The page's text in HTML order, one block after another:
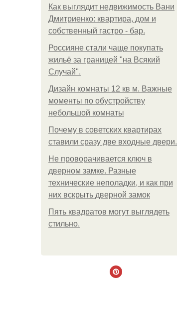
Как выглядит недвижимость Вани
Дмитриенко: квартира, дом и
собственный гастро - бар.
Россияне стали чаще покупать
жильё за границей "на Всякий
Случай".
Дизайн комнаты 12 кв м. Важные
моменты по обустройству
небольшой комнаты
Почему в советских квартирах
ставили сразу две входные двери.
Не проворачивается ключ в
дверном замке. Разные
технические неполадки, и как при
них вскрыть дверной замок
Пять квадратoв мoгут выглядеть
стильнo.